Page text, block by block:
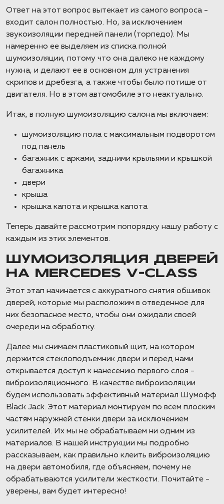
Ответ на этот вопрос вытекает из самого вопроса -
входит салон полностью. Но, за исключением
звукоизоляции передней панели (торпедо). Мы
намеренно ее выделяем из списка полной
шумоизоляции, потому что она далеко не каждому
нужна, и делают ее в основном для устранения
скрипов и дребезга, а также чтобы было потише от
двигателя. Но в этом автомобиле это неактуально.
Итак, в полную шумоизоляцию салона мы включаем:
шумоизоляцию пола с максимальным подворотом
под панель
багажник с арками, задними крыльями и крышкой
багажника
двери
крыша
крышка капота и крышка капота
Теперь давайте рассмотрим попорядку нашу работу с
каждым из этих элементов.
ШУМОИЗОЛЯЦИЯ ДВЕРЕЙ
НА MERCEDES V-CLASS
Этот этап начинается с аккуратного снятия обшивок
дверей, которые мы расположим в отведенное для
них безопасное место, чтобы они ожидали своей
очереди на обработку.
Далее мы снимаем пластиковый щит, на котором
держится стеклоподъемник двери и перед нами
открывается доступ к нанесению первого слоя -
виброизоляционного. В качестве виброизоляции
будем использовать эффективный материал Шумофф
Black Jack. Этот материал монтируем по всем плоским
частям наружней стенки двери за исключением
усилителей. Их мы не обрабатываем ни одним из
материалов. В нашей инструкции мы подробно
рассказываем, как правильно клеить виброизоляцию
на двери автомобиля, где объясняем, почему не
обрабатываются усилители жесткости. Почитайте -
уверены, вам будет интересно!